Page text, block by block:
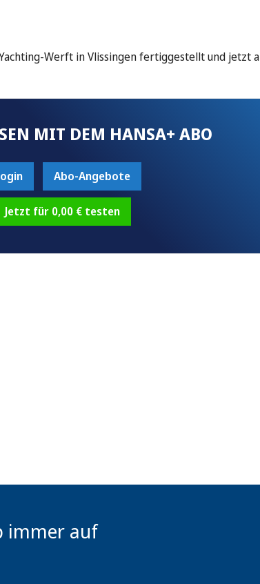
Werft in Vlissingen fertiggestellt und jetzt
MIT DEM HANSA+ ABO
Abo-Angebote
Jetzt für 0,00 € testen
immer auf